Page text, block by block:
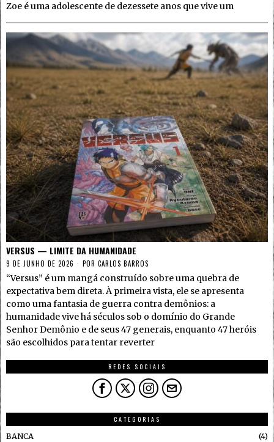
Zoe é uma adolescente de dezessete anos que vive um
VERSUS — LIMITE DA HUMANIDADE
9 DE JUNHO DE 2026 POR CARLOS BARROS
“Versus” é um mangá construído sobre uma quebra de
expectativa bem direta. À primeira vista, ele se apresenta
como uma fantasia de guerra contra demônios: a
humanidade vive há séculos sob o domínio do Grande
Senhor Demônio e de seus 47 generais, enquanto 47 heróis
são escolhidos para tentar reverter
REDES SOCIAIS
CATEGORIAS
BANCA
4